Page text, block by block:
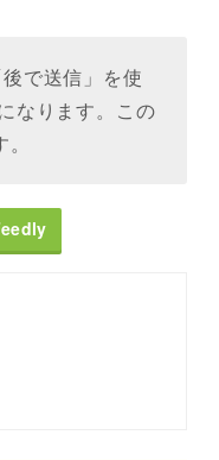
で送信」を使
なります。この